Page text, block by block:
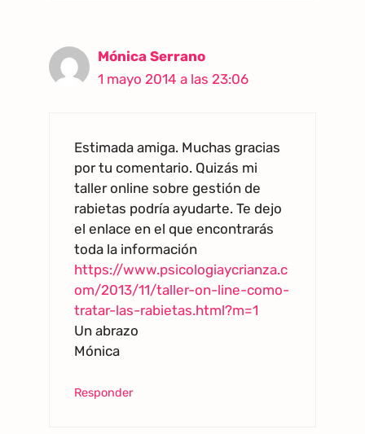
Mónica Serrano
1 mayo 2014 a las 23:06
Estimada amiga. Muchas gracias
por tu comentario. Quizás mi
taller online sobre gestión de
rabietas podría ayudarte. Te dejo
el enlace en el que encontrarás
toda la información
https://www.psicologiaycrianza.c
om/2013/11/taller-on-line-como-
tratar-las-rabietas.html?m=1
Un abrazo
Mónica
Responder